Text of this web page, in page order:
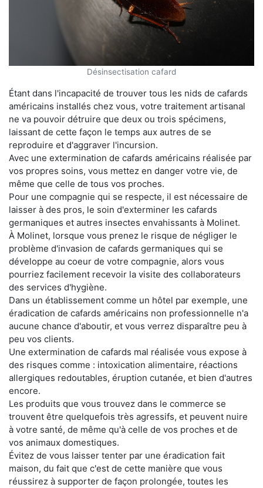
Désinsectisation cafard
Étant dans l'incapacité de trouver tous les nids de cafards
américains installés chez vous, votre traitement artisanal
ne va pouvoir détruire que deux ou trois spécimens,
laissant de cette façon le temps aux autres de se
reproduire et d'aggraver l'incursion.
Avec une extermination de cafards américains réalisée par
vos propres soins, vous mettez en danger votre vie, de
même que celle de tous vos proches.
Pour une compagnie qui se respecte, il est nécessaire de
laisser à des pros, le soin d'exterminer les cafards
germaniques et autres insectes envahissants à Molinet.
À Molinet, lorsque vous prenez le risque de négliger le
problème d'invasion de cafards germaniques qui se
développe au coeur de votre compagnie, alors vous
pourriez facilement recevoir la visite des collaborateurs
des services d'hygiène.
Dans un établissement comme un hôtel par exemple, une
éradication de cafards américains non professionnelle n'a
aucune chance d'aboutir, et vous verrez disparaître peu à
peu vos clients.
Une extermination de cafards mal réalisée vous expose à
des risques comme : intoxication alimentaire, réactions
allergiques redoutables, éruption cutanée, et bien d'autres
encore.
Les produits que vous trouvez dans le commerce se
trouvent être quelquefois très agressifs, et peuvent nuire
à votre santé, de même qu'à celle de vos proches et de
vos animaux domestiques.
Évitez de vous laisser tenter par une éradication fait
maison, du fait que c'est de cette manière que vous
réussirez à supporter de façon prolongée, toutes les